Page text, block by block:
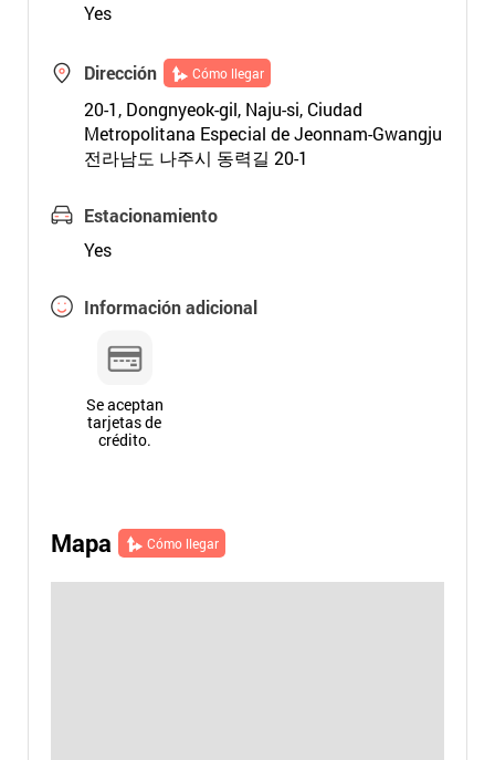
Yes
Dirección Cómo llegar
20-1, Dongnyeok-gil, Naju-si, Ciudad
Metropolitana Especial de Jeonnam-Gwangju
전라남도 나주시 동력길 20-1
Estacionamiento
Yes
Información adicional
Se aceptan
tarjetas de
crédito.
Mapa Cómo llegar